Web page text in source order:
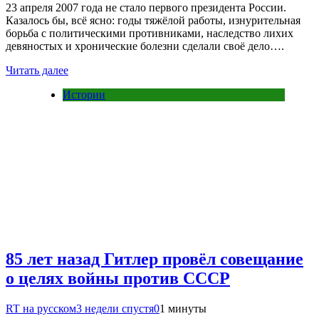
23 апреля 2007 года не стало первого президента России.
Казалось бы, всё ясно: годы тяжёлой работы, изнурительная
борьба с политическими противниками, наследство лихих
девяностых и хронические болезни сделали своё дело….
Читать далее
Истории
85 лет назад Гитлер провёл совещание
о целях войны против СССР
RT на русском3 недели спустя01 минуты